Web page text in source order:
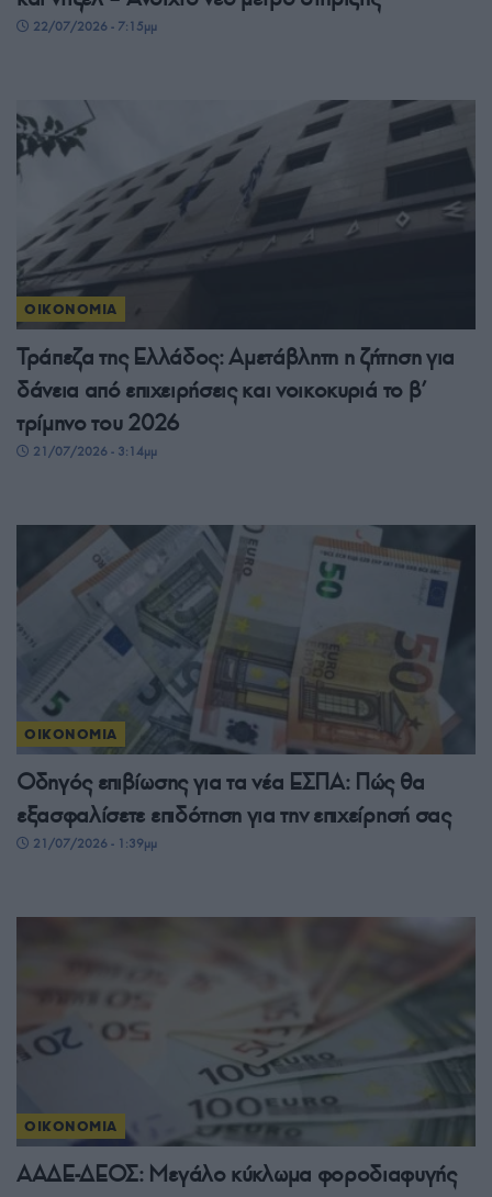
22/07/2026 - 7:15μμ
ΟΙΚΟΝΟΜΙΑ
Τράπεζα της Ελλάδος: Αμετάβλητη η ζήτηση για
δάνεια από επιχειρήσεις και νοικοκυριά το β’
τρίμηνο του 2026
21/07/2026 - 3:14μμ
ΟΙΚΟΝΟΜΙΑ
Οδηγός επιβίωσης για τα νέα ΕΣΠΑ: Πώς θα
εξασφαλίσετε επιδότηση για την επιχείρησή σας
21/07/2026 - 1:39μμ
ΟΙΚΟΝΟΜΙΑ
ΑΑΔΕ-ΔΕΟΣ: Μεγάλο κύκλωμα φοροδιαφυγής